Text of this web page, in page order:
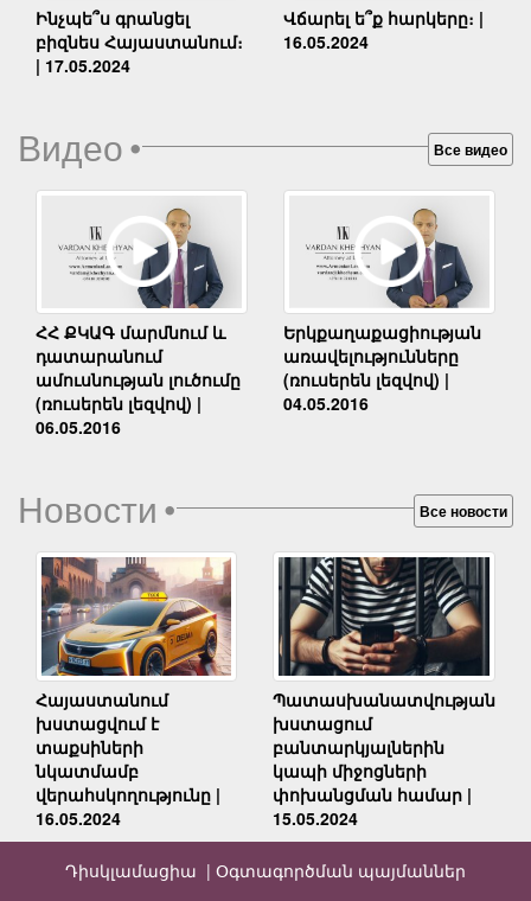
Ինչպե՞ս գրանցել
բիզնես Հայաստանում։
| 17.05.2024
Վճարել ե՞ք հարկերը։ |
16.05.2024
Видео• Все видео
ՀՀ ՔԿԱԳ մարմնում և
դատարանում
ամուսնության լուծումը
(ռուսերեն լեզվով) |
06.05.2016
Երկքաղաքացիության
առավելությունները
(ռուսերեն լեզվով) |
04.05.2016
Новости• Все новости
Հայաստանում
խստացվում է
տաքսիների
նկատմամբ
վերահսկողությունը |
16.05.2024
Պատասխանատվության
խստացում
բանտարկյալներին
կապի միջոցների
փոխանցման համար |
15.05.2024
Դիսկլամացիա | Օգտագործման պայմաններ